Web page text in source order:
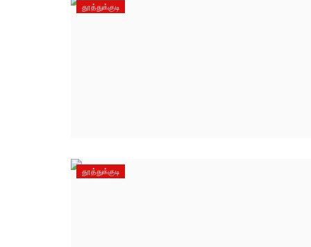
தூத்துக்குடி
தூத்துக்குடி
டாக்டர். ஜி. யு. போப் பொறியியல்